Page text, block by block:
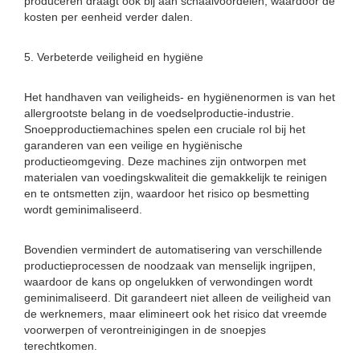
kosten per eenheid verder dalen.
5. Verbeterde veiligheid en hygiëne
Het handhaven van veiligheids- en hygiënenormen is van het
allergrootste belang in de voedselproductie-industrie.
Snoepproductiemachines spelen een cruciale rol bij het
garanderen van een veilige en hygiënische
productieomgeving. Deze machines zijn ontworpen met
materialen van voedingskwaliteit die gemakkelijk te reinigen
en te ontsmetten zijn, waardoor het risico op besmetting
wordt geminimaliseerd.
Bovendien vermindert de automatisering van verschillende
productieprocessen de noodzaak van menselijk ingrijpen,
waardoor de kans op ongelukken of verwondingen wordt
geminimaliseerd. Dit garandeert niet alleen de veiligheid van
de werknemers, maar elimineert ook het risico dat vreemde
voorwerpen of verontreinigingen in de snoepjes
terechtkomen.